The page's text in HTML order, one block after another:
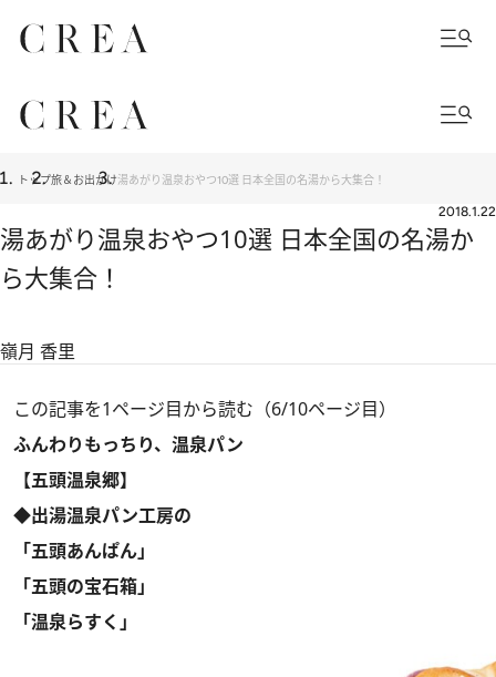
トップ旅＆お出かけ湯あがり温泉おやつ10選 日本全国の名湯から大集合！
2018.1.22
湯あがり温泉おやつ10選 日本全国の名湯か
ら大集合！
嶺月 香里
この記事を1ページ目から読む（6/10ページ目）
ふんわりもっちり、温泉パン
【五頭温泉郷】
◆出湯温泉パン工房の
「五頭あんぱん」
「五頭の宝石箱」
「温泉らすく」